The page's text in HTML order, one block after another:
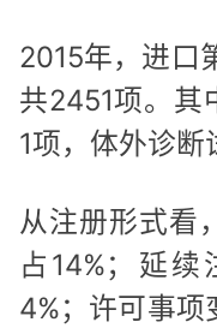
2015年，进口
共2451项。其
1项，体外诊断
从注册形式看
占14%；延
4%；许可事